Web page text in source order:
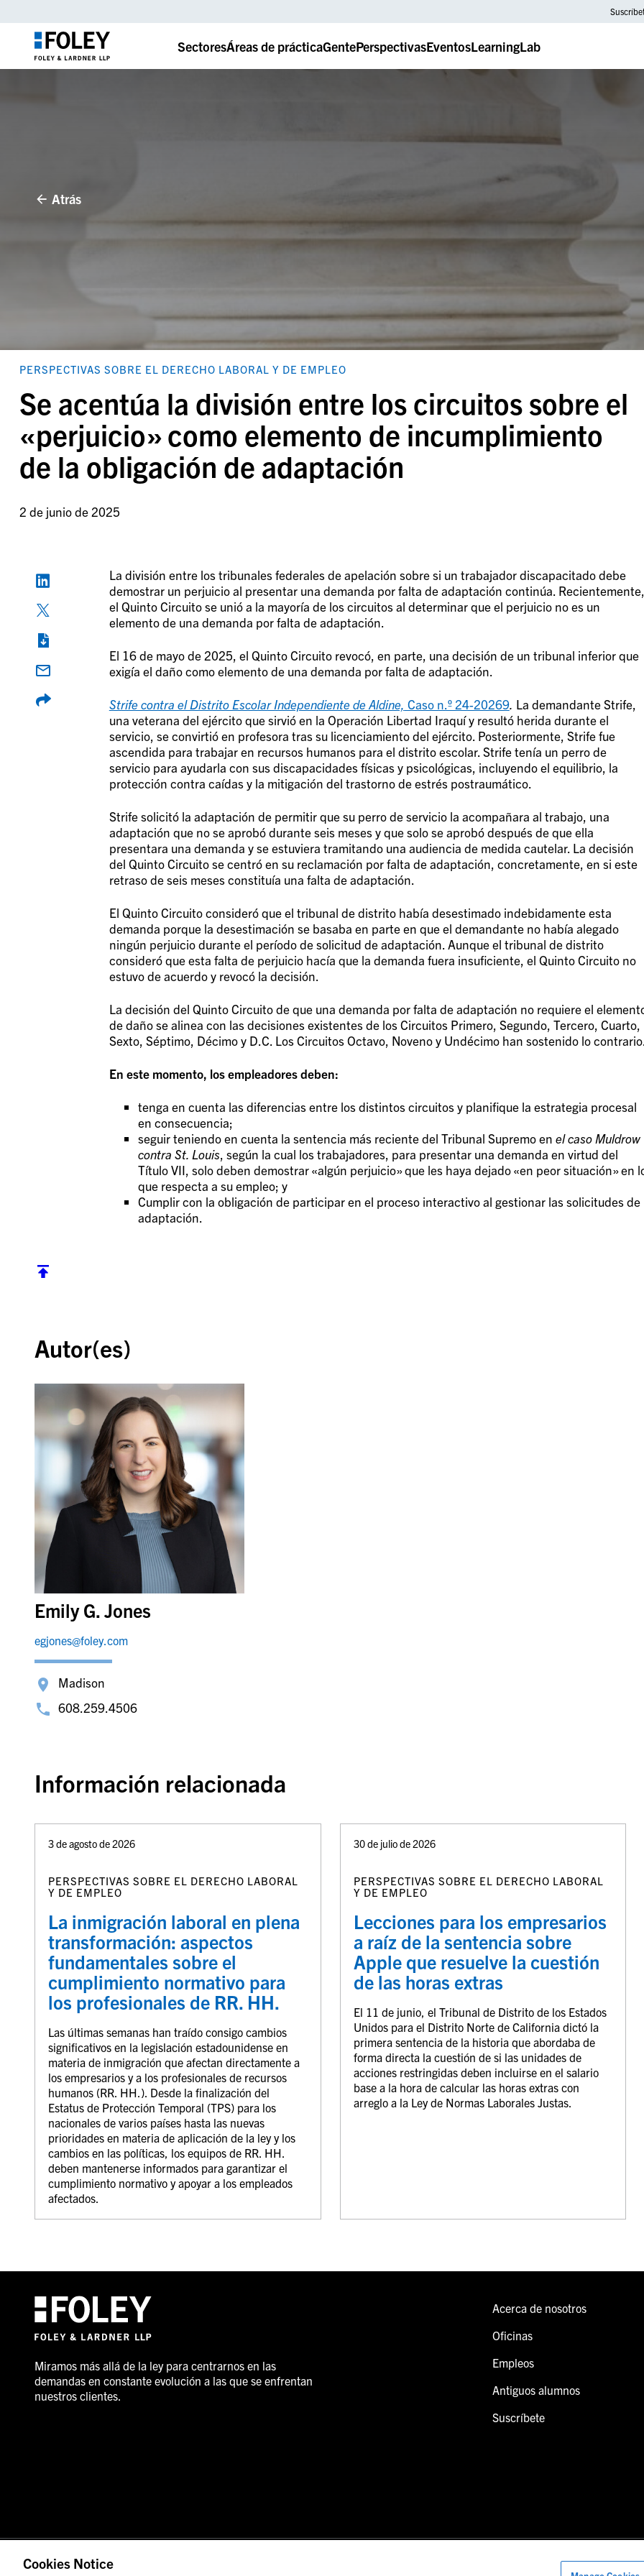
SectoresÁreas de prácticaGentePerspectivasEventosLearningLab
Atrás
PERSPECTIVAS SOBRE EL DERECHO LABORAL Y DE EMPLEO
Se acentúa la división entre los circuitos sobre el
«perjuicio» como elemento de incumplimiento
de la obligación de adaptación
2 de junio de 2025
La división entre los tribunales federales de apelación sobre si un trabajador discapacitado debe
demostrar un perjuicio al presentar una demanda por falta de adaptación continúa. Recientemente,
el Quinto Circuito se unió a la mayoría de los circuitos al determinar que el perjuicio no es un
elemento de una demanda por falta de adaptación.
El 16 de mayo de 2025, el Quinto Circuito revocó, en parte, una decisión de un tribunal inferior que
exigía el daño como elemento de una demanda por falta de adaptación.
Strife contra el Distrito Escolar Independiente de Aldine, Caso n.º 24-20269. La demandante Strife,
una veterana del ejército que sirvió en la Operación Libertad Iraquí y resultó herida durante el
servicio, se convirtió en profesora tras su licenciamiento del ejército. Posteriormente, Strife fue
ascendida para trabajar en recursos humanos para el distrito escolar. Strife tenía un perro de
servicio para ayudarla con sus discapacidades físicas y psicológicas, incluyendo el equilibrio, la
protección contra caídas y la mitigación del trastorno de estrés postraumático.
Strife solicitó la adaptación de permitir que su perro de servicio la acompañara al trabajo, una
adaptación que no se aprobó durante seis meses y que solo se aprobó después de que ella
presentara una demanda y se estuviera tramitando una audiencia de medida cautelar. La decisión
del Quinto Circuito se centró en su reclamación por falta de adaptación, concretamente, en si este
retraso de seis meses constituía una falta de adaptación.
El Quinto Circuito consideró que el tribunal de distrito había desestimado indebidamente esta
demanda porque la desestimación se basaba en parte en que el demandante no había alegado
ningún perjuicio durante el período de solicitud de adaptación. Aunque el tribunal de distrito
consideró que esta falta de perjuicio hacía que la demanda fuera insuficiente, el Quinto Circuito no
estuvo de acuerdo y revocó la decisión.
La decisión del Quinto Circuito de que una demanda por falta de adaptación no requiere el
de daño se alinea con las decisiones existentes de los Circuitos Primero, Segundo, Tercero, Cuarto,
Sexto, Séptimo, Décimo y D.C. Los Circuitos Octavo, Noveno y Undécimo han sostenido lo contrario.
En este momento, los empleadores deben:
tenga en cuenta las diferencias entre los distintos circuitos y planifique la estrategia procesal
en consecuencia;
seguir teniendo en cuenta la sentencia más reciente del Tribunal Supremo en el caso Muldrow
contra St. Louis, según la cual los trabajadores, para presentar una demanda en virtud del
Título VII, solo deben demostrar «algún perjuicio» que les haya dejado «en peor situación» en
que respecta a su empleo; y
Cumplir con la obligación de participar en el proceso interactivo al gestionar las solicitudes de
adaptación.
Autor(es)
Emily G. Jones
egjones@foley.com
Madison
608.259.4506
Información relacionada
3 de agosto de 2026
PERSPECTIVAS SOBRE EL DERECHO LABORAL
Y DE EMPLEO
La inmigración laboral en plena
transformación: aspectos
fundamentales sobre el
cumplimiento normativo para
los profesionales de RR. HH.
Las últimas semanas han traído consigo cambios
significativos en la legislación estadounidense en
materia de inmigración que afectan directamente a
los empresarios y a los profesionales de recursos
humanos (RR. HH.). Desde la finalización del
Estatus de Protección Temporal (TPS) para los
nacionales de varios países hasta las nuevas
prioridades en materia de aplicación de la ley y los
cambios en las políticas, los equipos de RR. HH.
deben mantenerse informados para garantizar el
cumplimiento normativo y apoyar a los empleados
afectados.
30 de julio de 2026
PERSPECTIVAS SOBRE EL DERECHO LABORAL
Y DE EMPLEO
Lecciones para los empresarios
a raíz de la sentencia sobre
Apple que resuelve la cuestión
de las horas extras
El 11 de junio, el Tribunal de Distrito de los Estados
Unidos para el Distrito Norte de California dictó la
primera sentencia de la historia que abordaba de
forma directa la cuestión de si las unidades de
acciones restringidas deben incluirse en el salario
base a la hora de calcular las horas extras con
arreglo a la Ley de Normas Laborales Justas.
Miramos más allá de la ley para centrarnos en las
demandas en constante evolución a las que se enfrentan
nuestros clientes.
Acerca de nosotros
Oficinas
Empleos
Antiguos alumnos
Suscríbete
© 2026 Foley & Lardner LLP
Cookies Notice